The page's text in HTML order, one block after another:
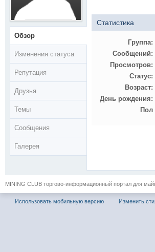
Обзор
Изменения статуса
Репутация
Друзья
Темы
Сообщения
Галерея
Статистика
Группа:
Сообщений:
Просмотров:
Статус:
Возраст:
День рождения:
Пол
MINING CLUB торгово-информационный портал для
Использовать мобильную версию Изменить